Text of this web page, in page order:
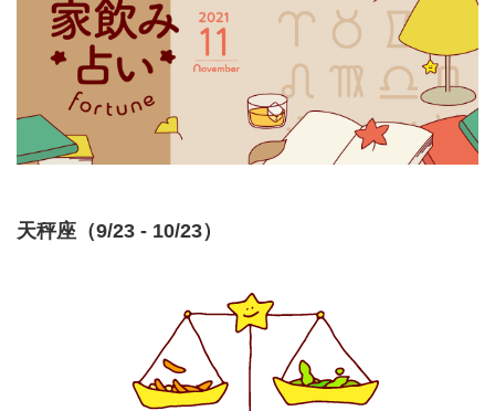
天秤座（9/23 - 10/23）